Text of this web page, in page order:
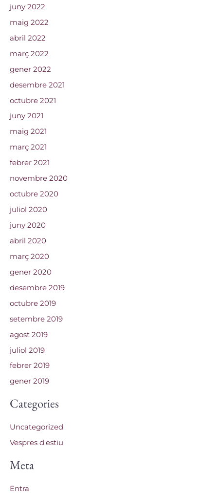
juny 2022
maig 2022
abril 2022
març 2022
gener 2022
desembre 2021
octubre 2021
juny 2021
maig 2021
març 2021
febrer 2021
novembre 2020
octubre 2020
juliol 2020
juny 2020
abril 2020
març 2020
gener 2020
desembre 2019
octubre 2019
setembre 2019
agost 2019
juliol 2019
febrer 2019
gener 2019
Categories
Uncategorized
Vespres d'estiu
Meta
Entra